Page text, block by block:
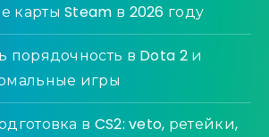
карты Steam в 2026 году
порядочность в Dota 2 и
игры
в CS2: veto, ретейки,